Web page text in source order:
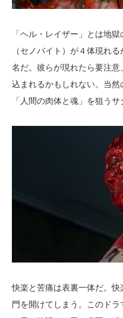
「ヘル・レイザー」とは地
（セノバイト）が４体現れ
名だ。彼らが現れたら要注
込まれるかもしれない。当
「人間の肉体と魂」を狙うサ
快楽と苦痛は表裏一体だ。
門を開けてしまう。このド